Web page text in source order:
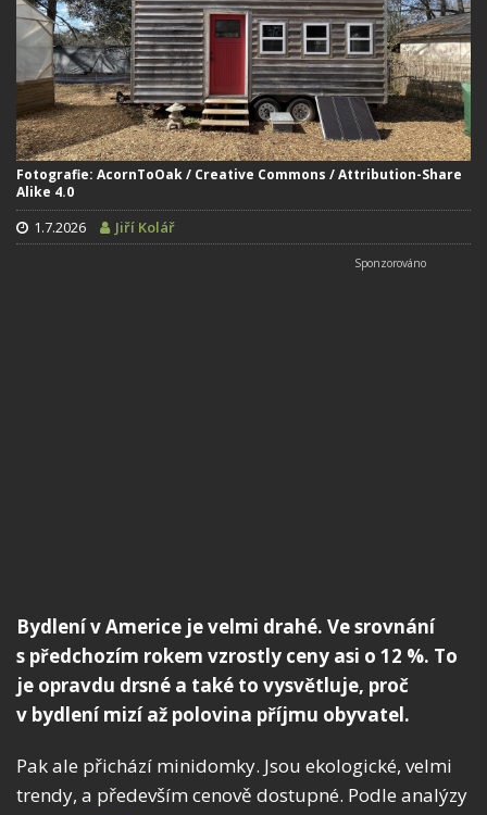
Fotografie: AcornToOak / Creative Commons / Attribution-Share
Alike 4.0
1.7.2026 Jiří Kolář
Bydlení v Americe je velmi drahé. Ve srovnání
s předchozím rokem vzrostly ceny asi o 12 %. To
je opravdu drsné a také to vysvětluje, proč
v bydlení mizí až polovina příjmu obyvatel.
Pak ale přichází minidomky. Jsou ekologické, velmi
trendy, a především cenově dostupné. Podle analýzy